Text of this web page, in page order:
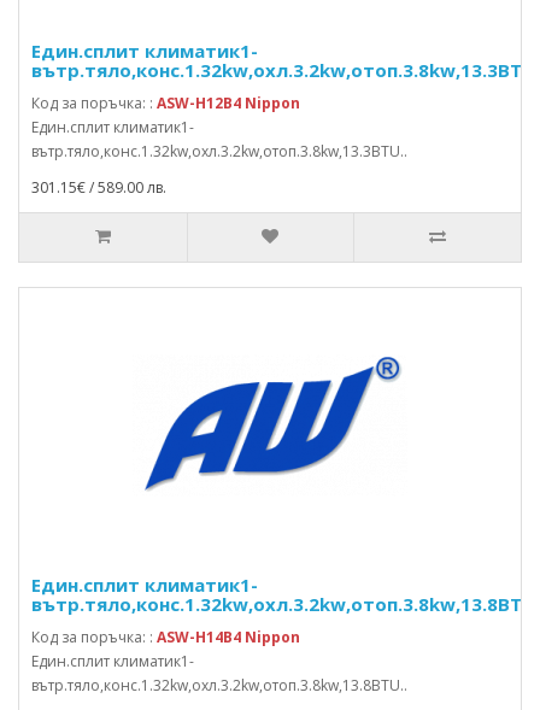
Един.сплит климатик1-
вътр.тяло,конс.1.32kw,охл.3.2kw,отоп.3.8kw,13.3BTU
Код за поръчка: : ASW-H12B4 Nippon
Един.сплит климатик1-
вътр.тяло,конс.1.32kw,охл.3.2kw,отоп.3.8kw,13.3BTU..
301.15€ / 589.00 лв.
Един.сплит климатик1-
вътр.тяло,конс.1.32kw,охл.3.2kw,отоп.3.8kw,13.8BTU
Код за поръчка: : ASW-H14B4 Nippon
Един.сплит климатик1-
вътр.тяло,конс.1.32kw,охл.3.2kw,отоп.3.8kw,13.8BTU..